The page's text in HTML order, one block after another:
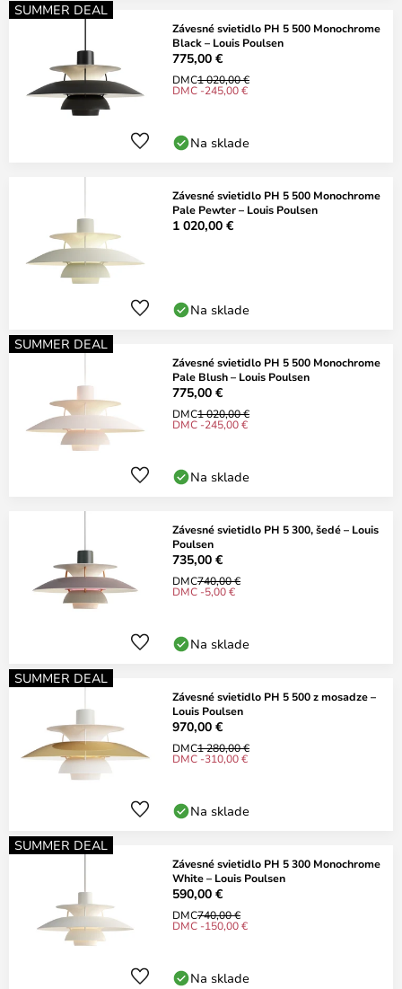
SUMMER DEAL
Závesné svietidlo PH 5 500 Monochrome
Black – Louis Poulsen
775,00 €
DMC1 020,00 €
DMC -245,00 €
Na sklade
Závesné svietidlo PH 5 500 Monochrome
Pale Pewter – Louis Poulsen
1 020,00 €
Na sklade
SUMMER DEAL
Závesné svietidlo PH 5 500 Monochrome
Pale Blush – Louis Poulsen
775,00 €
DMC1 020,00 €
DMC -245,00 €
Na sklade
Závesné svietidlo PH 5 300, šedé – Louis
Poulsen
735,00 €
DMC740,00 €
DMC -5,00 €
Na sklade
SUMMER DEAL
Závesné svietidlo PH 5 500 z mosadze –
Louis Poulsen
970,00 €
DMC1 280,00 €
DMC -310,00 €
Na sklade
SUMMER DEAL
Závesné svietidlo PH 5 300 Monochrome
White – Louis Poulsen
590,00 €
DMC740,00 €
DMC -150,00 €
Na sklade